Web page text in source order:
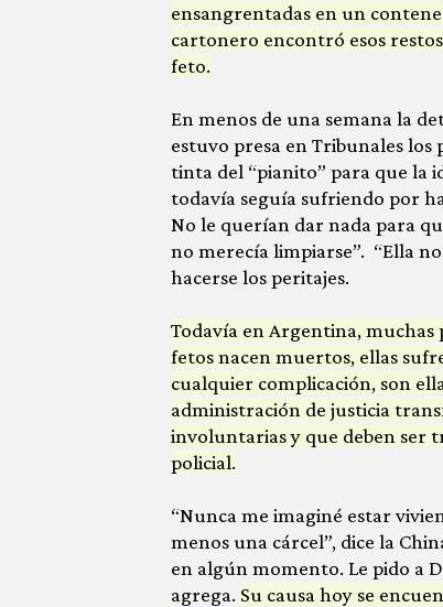
ensangrentadas en un
cartonero encontró esos
feto.
En menos de una semana la
estuvo presa en Tribunales los
tinta del “pianito” para que la
todavía seguía sufriendo por
No le querían dar nada para
no merecía limpiarse”. “Ella
hacerse los peritajes.
Todavía en Argentina, muchas
fetos nacen muertos, ellas
cualquier complicación, son
administración de justicia
involuntarias y que deben ser
policial.
“Nunca me imaginé estar
menos una cárcel”, dice la
en algún momento. Le pido a
agrega. Su causa hoy se